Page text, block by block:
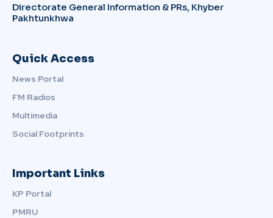
Directorate General Information & PRs, Khyber
Pakhtunkhwa
Quick Access
News Portal
FM Radios
Multimedia
Social Footprints
Important Links
KP Portal
PMRU